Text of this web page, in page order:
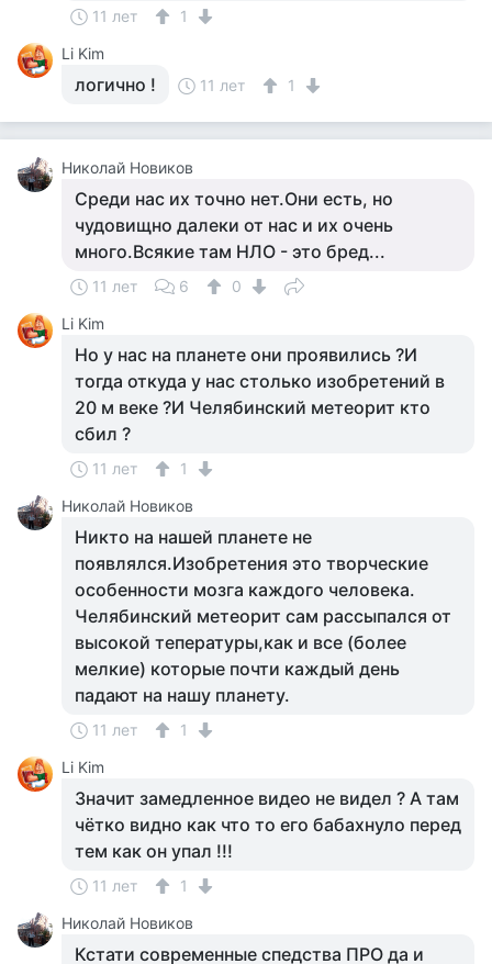
11 лет
1
Li Kim
логично ! 11 лет 1
Николай Новиков
Среди нас их точно нет.Они есть, но
чудовищно далеки от нас и их очень
много.Всякие там НЛО - это бред...
11 лет 6
0
Li Kim
Но у нас на планете они проявились ?И
тогда откуда у нас столько изобретений в
20 м веке ?И Челябинский метеорит кто
сбил ?
11 лет
1
Николай Новиков
Никто на нашей планете не
появлялся.Изобретения это творческие
особенности мозга каждого человека.
Челябинский метеорит сам рассыпался от
высокой тепературы,как и все (более
мелкие) которые почти каждый день
падают на нашу планету.
11 лет
1
Li Kim
Значит замедленное видео не видел ? А там
чётко видно как что то его бабахнуло перед
тем как он упал !!!
11 лет
1
Николай Новиков
Кстати современные спедства ПРО да и